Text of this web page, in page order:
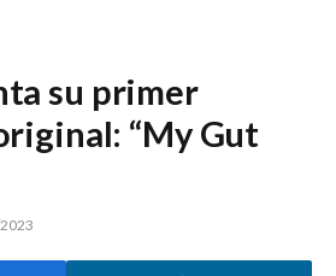
su primer
“My Gut